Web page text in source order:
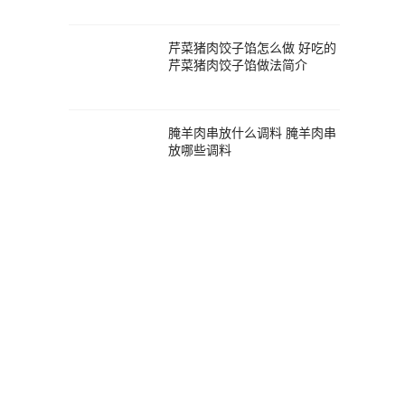
芹菜猪肉饺子馅怎么做 好吃的
芹菜猪肉饺子馅做法简介
腌羊肉串放什么调料 腌羊肉串
放哪些调料